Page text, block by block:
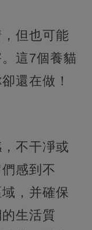
但也可能
這7個養貓
還在做！
不干凈或
感到不
，并確保
生活質